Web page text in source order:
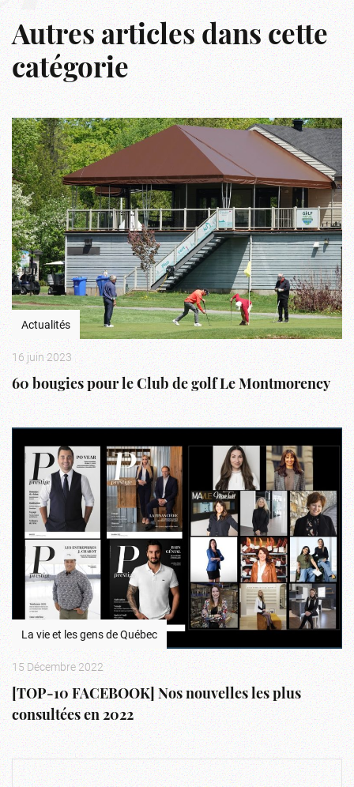
Autres articles dans cette
catégorie
Actualités
16 juin 2023
60 bougies pour le Club de golf Le Montmorency
La vie et les gens de Québec
15 Décembre 2022
[TOP-10 FACEBOOK] Nos nouvelles les plus
consultées en 2022